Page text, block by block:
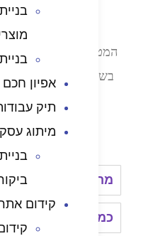
בניית אתר
בניית דפי
אפיון חכם
תיק עבודות
מיתוג עסקי
בניית כרטיסי
ביקור
קידום אתרים
קידום אתרים
לפרסם אותו בצורה
של העמוד הזה היא
פשוטה וברורה, ולעזור
שאלות נפוצות על
ההבדל בין אתר תדמית
זמן לוקח לבנות אתר